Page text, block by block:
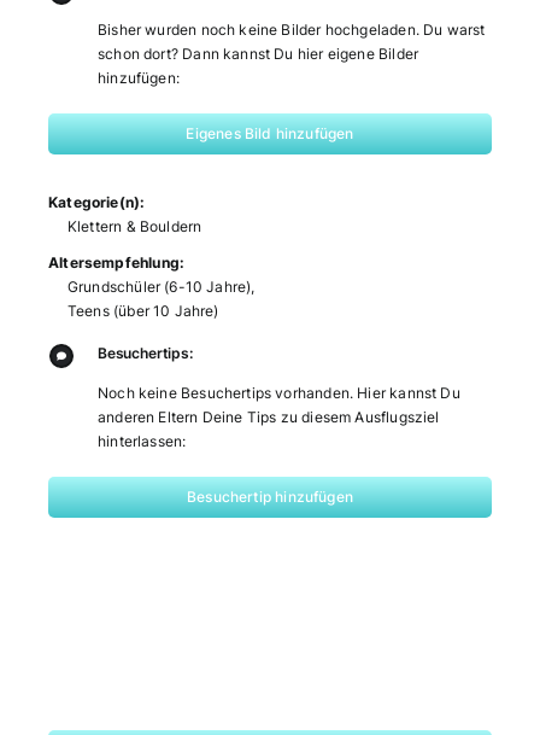
Bisher wurden noch keine Bilder hochgeladen. Du warst
schon dort? Dann kannst Du hier eigene Bilder
hinzufügen:
Eigenes Bild hinzufügen
Kategorie(n):
Klettern & Bouldern
Altersempfehlung:
Grundschüler (6-10 Jahre),
Teens (über 10 Jahre)
Besuchertips:
Noch keine Besuchertips vorhanden. Hier kannst Du
anderen Eltern Deine Tips zu diesem Ausflugsziel
hinterlassen:
Besuchertip hinzufügen